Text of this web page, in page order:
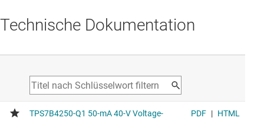
Technische Dokumentation